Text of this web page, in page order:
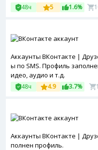
48ч 5 1.6%
Аккаунты ВКонтакте |
ы по SMS. Профиль
идео, аудио и т.д.
48ч 4.9 3.7%
Аккаунты ВКонтакте |
полнен профиль.